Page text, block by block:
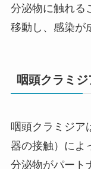
分泌物に触れる
移動し、感染が
咽頭クラミ
咽頭クラミジア
器の接触）によ
分泌物がパート